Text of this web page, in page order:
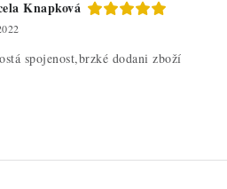
Knapková
spojenost,brzké dodani zboží